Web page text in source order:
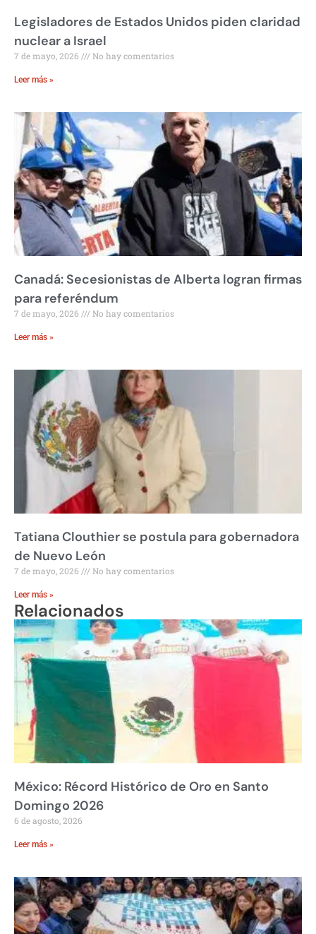
Legisladores de Estados Unidos piden claridad
nuclear a Israel
7 de mayo, 2026 No hay comentarios
Leer más »
Canadá: Secesionistas de Alberta logran firmas
para referéndum
7 de mayo, 2026 No hay comentarios
Leer más »
Tatiana Clouthier se postula para gobernadora
de Nuevo León
7 de mayo, 2026 No hay comentarios
Leer más »
Relacionados
México: Récord Histórico de Oro en Santo
Domingo 2026
6 de agosto, 2026
Leer más »